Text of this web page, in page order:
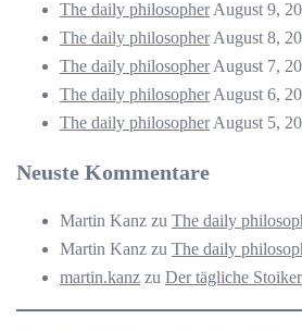
The daily philosopher August 9,
The daily philosopher August 8,
The daily philosopher August 7,
The daily philosopher August 6,
The daily philosopher August 5,
Neuste Kommentare
Martin Kanz zu The daily
Martin Kanz zu The daily
martin.kanz zu Der tägliche Stoiker